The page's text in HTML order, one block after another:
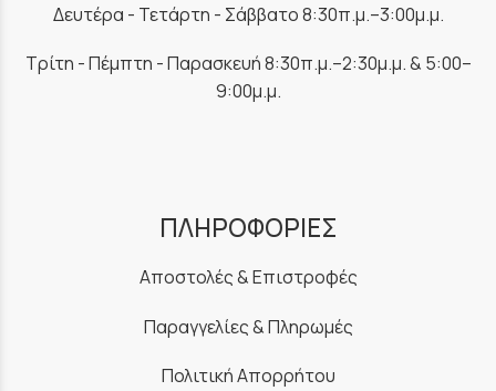
Δευτέρα - Τετάρτη - Σάββατο 8:30π.μ.–3:00μ.μ.
Τρίτη - Πέμπτη - Παρασκευή 8:30π.μ.–2:30μ.μ. & 5:00–
9:00μ.μ.
ΠΛΗΡΟΦΟΡΙΕΣ
Αποστολές & Επιστροφές
Παραγγελίες & Πληρωμές
Πολιτική Απορρήτου